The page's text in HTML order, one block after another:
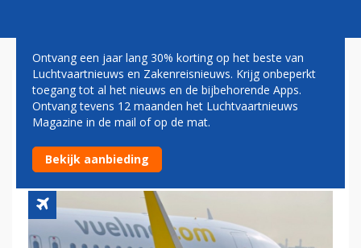
VUELING EN AMERICAN
AIRLINES STARTEN CODE-
SHARING
Ontvang een jaar lang 30% korting op het beste van
Luchtvaartnieuws en Zakenreisnieuws. Krijg onbeperkt
toegang tot al het nieuws en de bijbehorende Apps.
Ontvang tevens 12 maanden het Luchtvaartnieuws
Magazine in de mail of op de mat.
Bekijk aanbieding